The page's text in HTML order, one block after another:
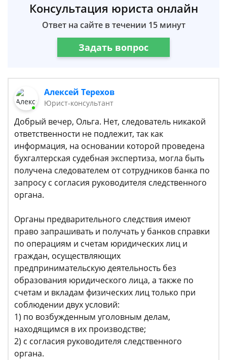
Консультация юриста онлайн
Ответ на сайте в течении 15 минут
Задать вопрос
Алексей Терехов
Юрист-консультант
Добрый вечер, Ольга. Нет, следователь никакой
ответственности не подлежит, так как
информация, на основании которой проведена
бухгалтерская судебная экспертиза, могла быть
получена следователем от сотрудников банка по
запросу с согласия руководителя следственного
органа.
Органы предварительного следствия имеют
право запрашивать и получать у банков справки
по операциям и счетам юридических лиц и
граждан, осуществляющих
предпринимательскую деятельность без
образования юридического лица, а также по
счетам и вкладам физических лиц только при
соблюдении двух условий:
1) по возбужденным уголовным делам,
находящимся в их производстве;
2) с согласия руководителя следственного
органа.